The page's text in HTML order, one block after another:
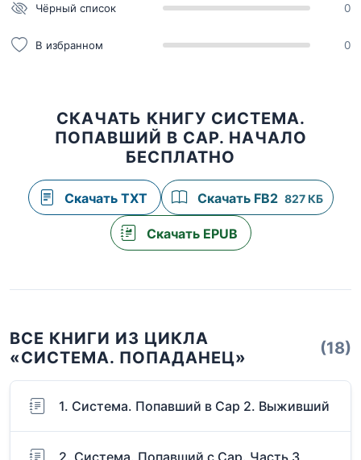
Чёрный список 0
В избранном 0
СКАЧАТЬ КНИГУ СИСТЕМА.
ПОПАВШИЙ В САР. НАЧАЛО
БЕСПЛАТНО
Скачать TXT Скачать FB2 827 КБ
Скачать EPUB
ВСЕ КНИГИ ИЗ ЦИКЛА
«СИСТЕМА. ПОПАДАНЕЦ»
(18)
1. Система. Попавший в Сар 2. Выживший